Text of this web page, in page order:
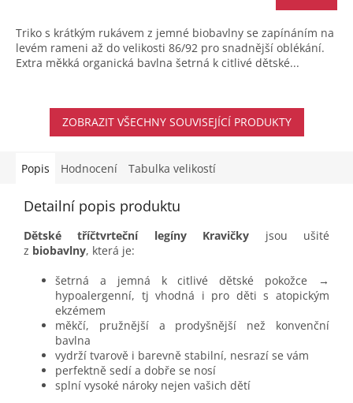
Triko s krátkým rukávem z jemné biobavlny se zapínáním na
levém rameni až do velikosti 86/92 pro snadnější oblékání.
Extra měkká organická bavlna šetrná k citlivé dětské...
ZOBRAZIT VŠECHNY SOUVISEJÍCÍ PRODUKTY
Popis Hodnocení Tabulka velikostí
Detailní popis produktu
Dětské tříčtvrteční legíny Kravičky jsou ušité
z biobavlny, která je:
šetrná a jemná k citlivé dětské pokožce →
hypoalergenní, tj vhodná i pro děti s atopickým
ekzémem
měkčí, pružnější a prodyšnější než konvenční
bavlna
vydrží tvarově i barevně stabilní, nesrazí se vám
perfektně sedí a dobře se nosí
splní vysoké nároky nejen vašich dětí